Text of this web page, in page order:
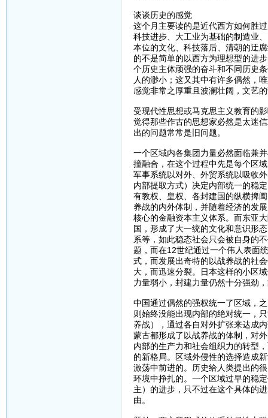
谈谈历史的感觉
这个月主要读的是近代西方如何胜
科技进步、大工业为基础的制造业
本位的文化、科技落后、清朝的迂
的不是简单的以西方为理想型的进
个历史主体顽强的奋斗和不同历史
人的渺小；这又其中有许多偶然，
感觉非常之厚重且波澜壮阔，文艺
受现代性思想或马克思主义教育的
觉得那些作古的思想家必然是太迷
出的问题常常是旧问题。
一个区域内各集团力量必然面临兼
撞融合，在这个过程中先是每个区
军事系统以对外、外贸系统以吸收
内部提取方式）决定内部统一的稳
有教权、皇权、各封建国的纵横捭
养战的内外体制，并随着经济的发
核心的金融资本主义体系。而东亚
国，形成了大一统的文化和意识形
系等，如此稳态社会只会被自身的
题，而在12世纪通过一个伟人表面
式，而发展出奇特的以战养战的社
大，而迅速分裂。日本这样的小区
力量弱小，封建力量仍然十分强劲
中国通过偶然的强权统一了区域，
则始终没能出现内部的绝对统一，
养战），通过各自对外扩张来达成
蒙古都形成了以战养战的体制，对
内部的生产力和社会组织力的转型
的新格局。区域外侵性的选择造成
激荡中前进的。历史给人类提出的
环境中挣扎的。一个区域过早的稳
主）的进步，只不过在这个具体的
由。